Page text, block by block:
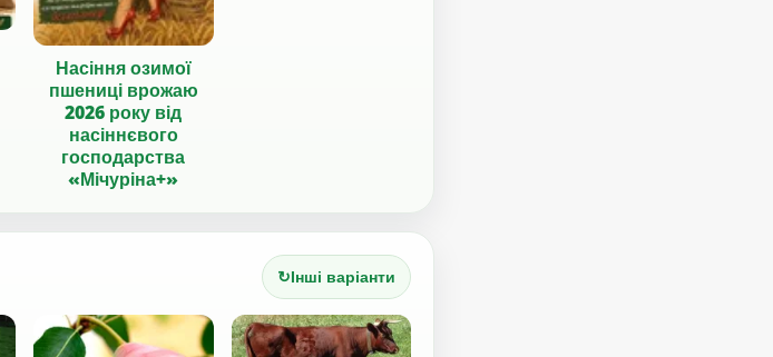
Насіння озимої
пшениці врожаю
2026 року від
насіннєвого
господарства
«Мічуріна+»
↻Інші варіанти